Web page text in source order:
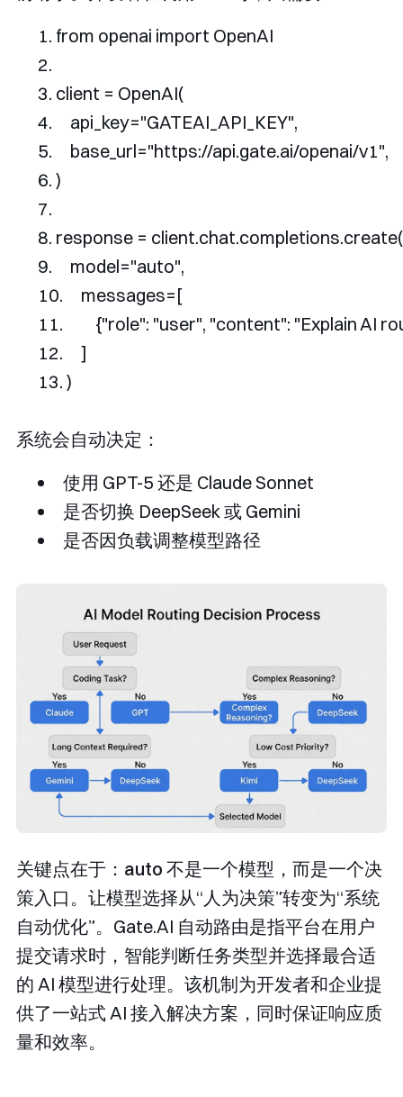
from openai import OpenAI
client = OpenAI(
    api_key
="GATEAI_API_KEY",
    base_url
="https://api.gate.ai/openai/v1",
)
response = client.chat.completions.create(
    model
="auto",
    messages
=[
{"role": "user", "content": "Explain AI
]
)
系统会自动决定：
使用 GPT-5 还是 Claude Sonnet
是否切换 DeepSeek 或 Gemini
是否因负载调整模型路径
关键点在于： ​auto 不是一个模型，而是一个决
策入口。​ 让模型选择从“人为决策”转变为“系统
自动优化”。Gate.AI 自动路由是指平台在用户
提交请求时，智能判断任务类型并选择最合适
的 AI 模型进行处理。该机制为开发者和企业提
供了一站式 AI 接入解决方案，同时保证响应质
量和效率。